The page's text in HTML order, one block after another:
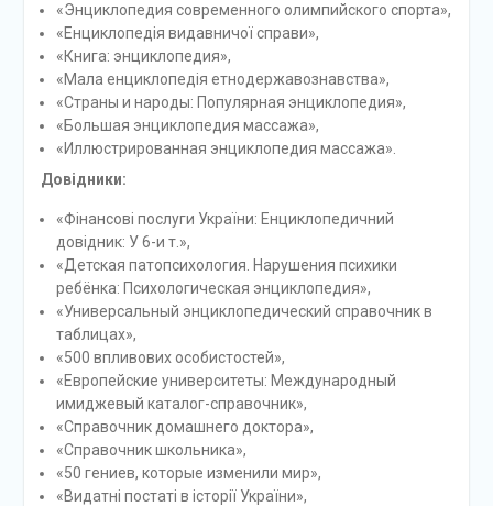
«Энциклопедия современного олимпийского спорта»,
«Енциклопедія видавничої справи»,
«Книга: энциклопедия»,
«Мала енциклопедія етнодержавознавства»,
«Страны и народы: Популярная энциклопедия»,
«Большая энциклопедия массажа»,
«Иллюстрированная энциклопедия массажа».
Довідники:
«Фінансові послуги України: Енциклопедичний
довідник: У 6-и т.»,
«Детская патопсихология. Нарушения психики
ребёнка: Психологическая энциклопедия»,
«Универсальный энциклопедический справочник в
таблицах»,
«500 впливових особистостей»,
«Европейские университеты: Международный
имиджевый каталог-справочник»,
«Справочник домашнего доктора»,
«Справочник школьника»,
«50 гениев, которые изменили мир»,
«Видатні постаті в історії України»,